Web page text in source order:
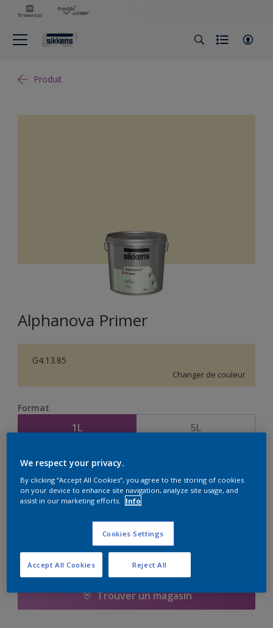
Produit
Alphanova Primer
G4.13.85
Changer de couleur
Format
1L 5L
Quantité Calculateur de peinture
Calculer
Ajouter à la liste d’achats
Trouver un magasin
We respect your privacy.
By clicking “Accept All Cookies”, you agree to the storing of cookies
on your device to enhance site navigation, analyze site usage, and
assist in our marketing efforts.
Info
Cookies Settings
Reject All
Accept All Cookies